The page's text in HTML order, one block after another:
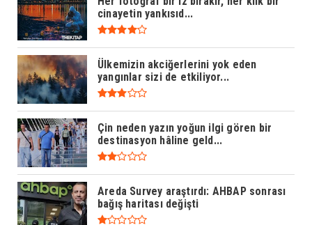
cinayetin yankısıd...
Ülkemizin akciğerlerini yok eden
yangınlar sizi de etkiliyor...
Çin neden yazın yoğun ilgi gören bir
destinasyon hâline geld...
Areda Survey araştırdı: AHBAP sonrası
bağış haritası değişti